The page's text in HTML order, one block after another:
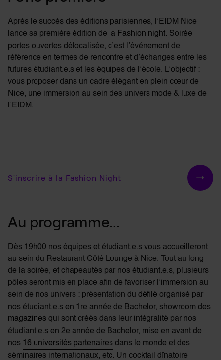
Après le succès des éditions parisiennes, l’EIDM Nice
lance sa première édition de la Fashion night. Soirée
portes ouvertes délocalisée, c’est l’événement de
référence en termes de rencontre et d’échanges entre les
futures étudiant.e.s et les équipes de l’école. L’objectif :
vous proposer dans un cadre élégant en plein cœur de
Nice, une immersion au sein des univers mode & luxe de
l’EIDM.
S'inscrire à la Fashion Night
Au programme...
Dès 19h00 nos équipes et étudiant.e.s vous accueilleront
au sein du Restaurant Côté Lounge à Nice. Tout au long
de la soirée, et chapeautés par nos étudiant.e.s, plusieurs
pôles seront mis en place afin de favoriser l’immersion au
sein de nos univers : présentation du défilé organisé par
nos étudiant.e.s en 1re année de Bachelor, showroom des
magazines qui sont créés dans leur intégralité par nos
étudiant.e.s en 2e année de Bachelor, mise en avant de
nos 16 universités partenaires dans le monde et des
séminaires internationaux, etc. Un cocktail dînatoire